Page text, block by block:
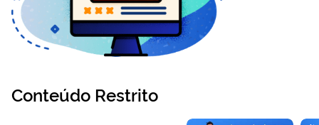
Conteúdo Restrito